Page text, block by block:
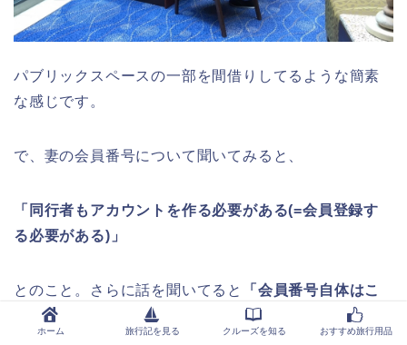
パブリックスペースの一部を間借りしてるような簡素
な感じです。
で、妻の会員番号について聞いてみると、
「同行者もアカウントを作る必要がある(=会員登録す
る必要がある)」
とのこと。さらに話を聞いてると
「会員番号自体はこ
の場で発行できるよ」
と一言。発行してもらって損は
ないだろうということでそのまま番号を作ってもらう
ホーム 旅行記を見る クルーズを知る おすすめ旅行用品